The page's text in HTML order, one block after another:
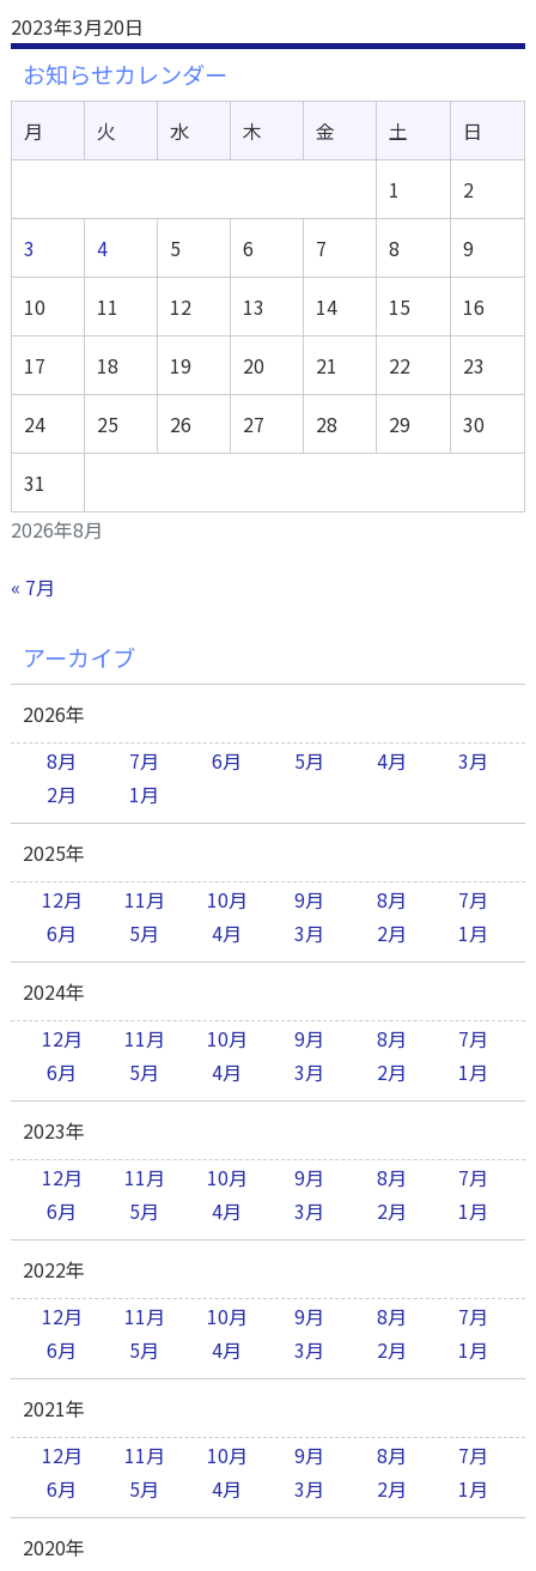
2023年3月20日
お知らせカレンダー
2026年8月
月 火 水 木 金 土 日
1 2
3 4 5 6 7 8 9
10 11 12 13 14 15 16
17 18 19 20 21 22 23
24 25 26 27 28 29 30
31
« 7月
アーカイブ
2026年
8月
7月 6月 5月 4月
3月
2月
1月
2025年
12月
11月 10月 9月 8月
7月
6月
5月 4月 3月 2月 1月
2024年
12月
11月 10月 9月 8月
7月
6月
5月 4月 3月 2月 1月
2023年
12月
11月 10月 9月 8月
7月
6月
5月 4月 3月 2月 1月
2022年
12月
11月 10月 9月 8月
7月
6月
5月 4月 3月 2月 1月
2021年
12月
11月 10月 9月 8月
7月
6月
5月 4月 3月 2月 1月
2020年